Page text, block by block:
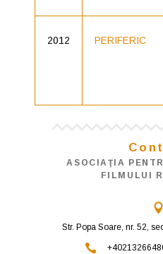
2012 PERIFERIC
ASOCIAŢIA
FILMULUI
Str. Popa Soare, nr. 52,